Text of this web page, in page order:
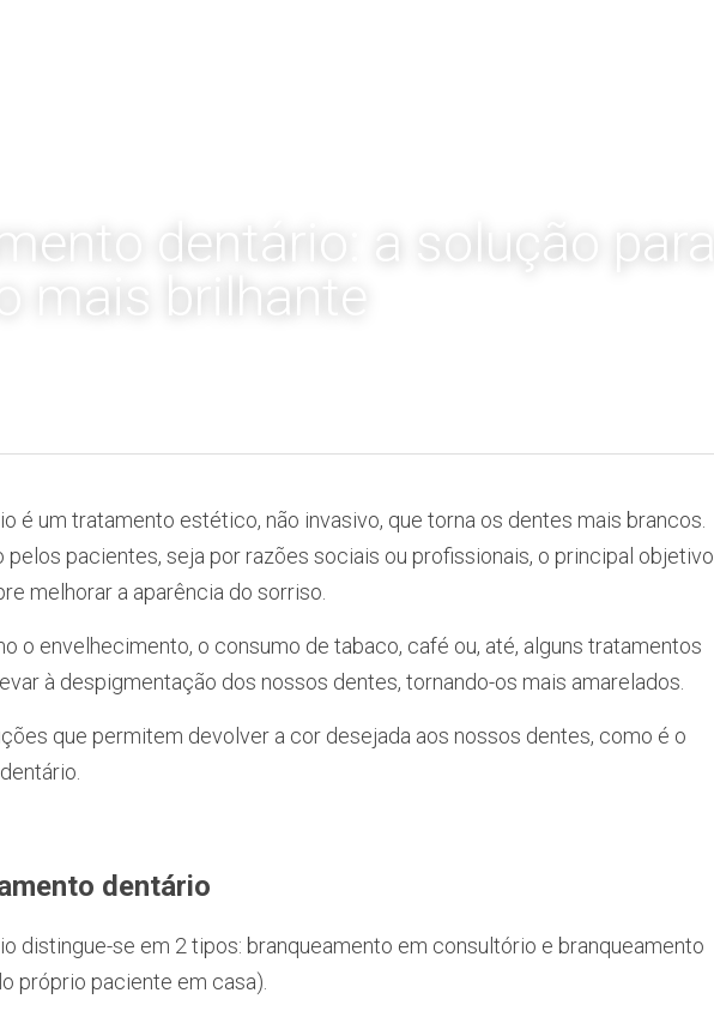
dentário: a solução para
mais brilhante
é um tratamento estético, não invasivo, que torna os dentes mais brancos.
pelos pacientes, seja por razões sociais ou profissionais, o principal objetivo
melhorar a aparência do sorriso.
o envelhecimento, o consumo de tabaco, café ou, até, alguns tratamentos
à despigmentação dos nossos dentes, tornando-os mais amarelados.
que permitem devolver a cor desejada aos nossos dentes, como é o
dentário
distingue-se em 2 tipos: branqueamento em consultório e branqueamento
próprio paciente em casa).